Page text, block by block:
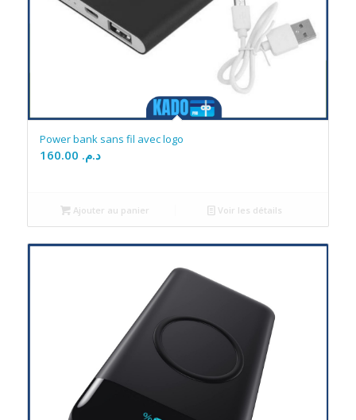
Power bank sans fil avec logo
د.م.
Ajouter au panier Voir les détails